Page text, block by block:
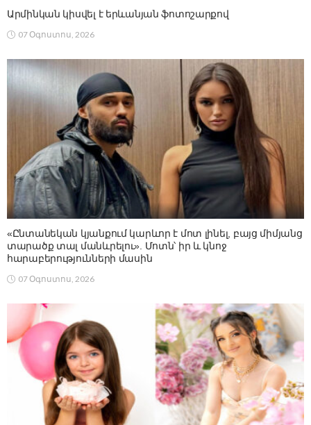
Արմինկան կիսվել է երևանյան ֆոտոշարքով
07 Օգոստոս, 2026
«Ընտանեկան կյանքում կարևոր է մոտ լինել, բայց միմյանց
տարածք տալ մանևրելու». Մոտն՝ իր և կնոջ
հարաբերությունների մասին
07 Օգոստոս, 2026